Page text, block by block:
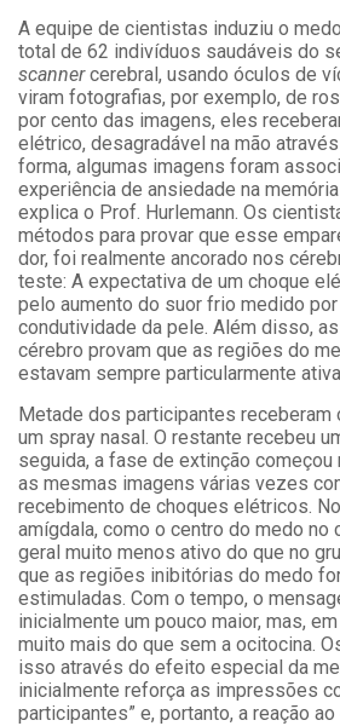
A equipe de cientistas induziu o
total de 62 indivíduos saudáveis do
scannercerebral, usando óculos de
viram fotografias, por exemplo, de
por cento das imagens, eles
elétrico, desagradável na mão
forma, algumas imagens foram
experiência de ansiedade na
explica o Prof. Hurlemann. Os
métodos para provar que esse
dor, foi realmente ancorado nos
teste: A expectativa de um choque
pelo aumento do suor frio medido
condutividade da pele. Além disso,
cérebro provam que as regiões do
estavam sempre particularmente
Metade dos participantes receberam
um spray nasal. O restante recebeu
seguida, a fase de extinção começou
as mesmas imagens várias vezes
recebimento de choques elétricos.
amígdala, como o centro do medo no
geral muito menos ativo do que no
que as regiões inibitórias do medo
estimuladas. Com o tempo, o
inicialmente um pouco maior, mas,
muito mais do que sem a ocitocina.
isso através do efeito especial da
inicialmente reforça as impressões
participantes” e, portanto, a reação